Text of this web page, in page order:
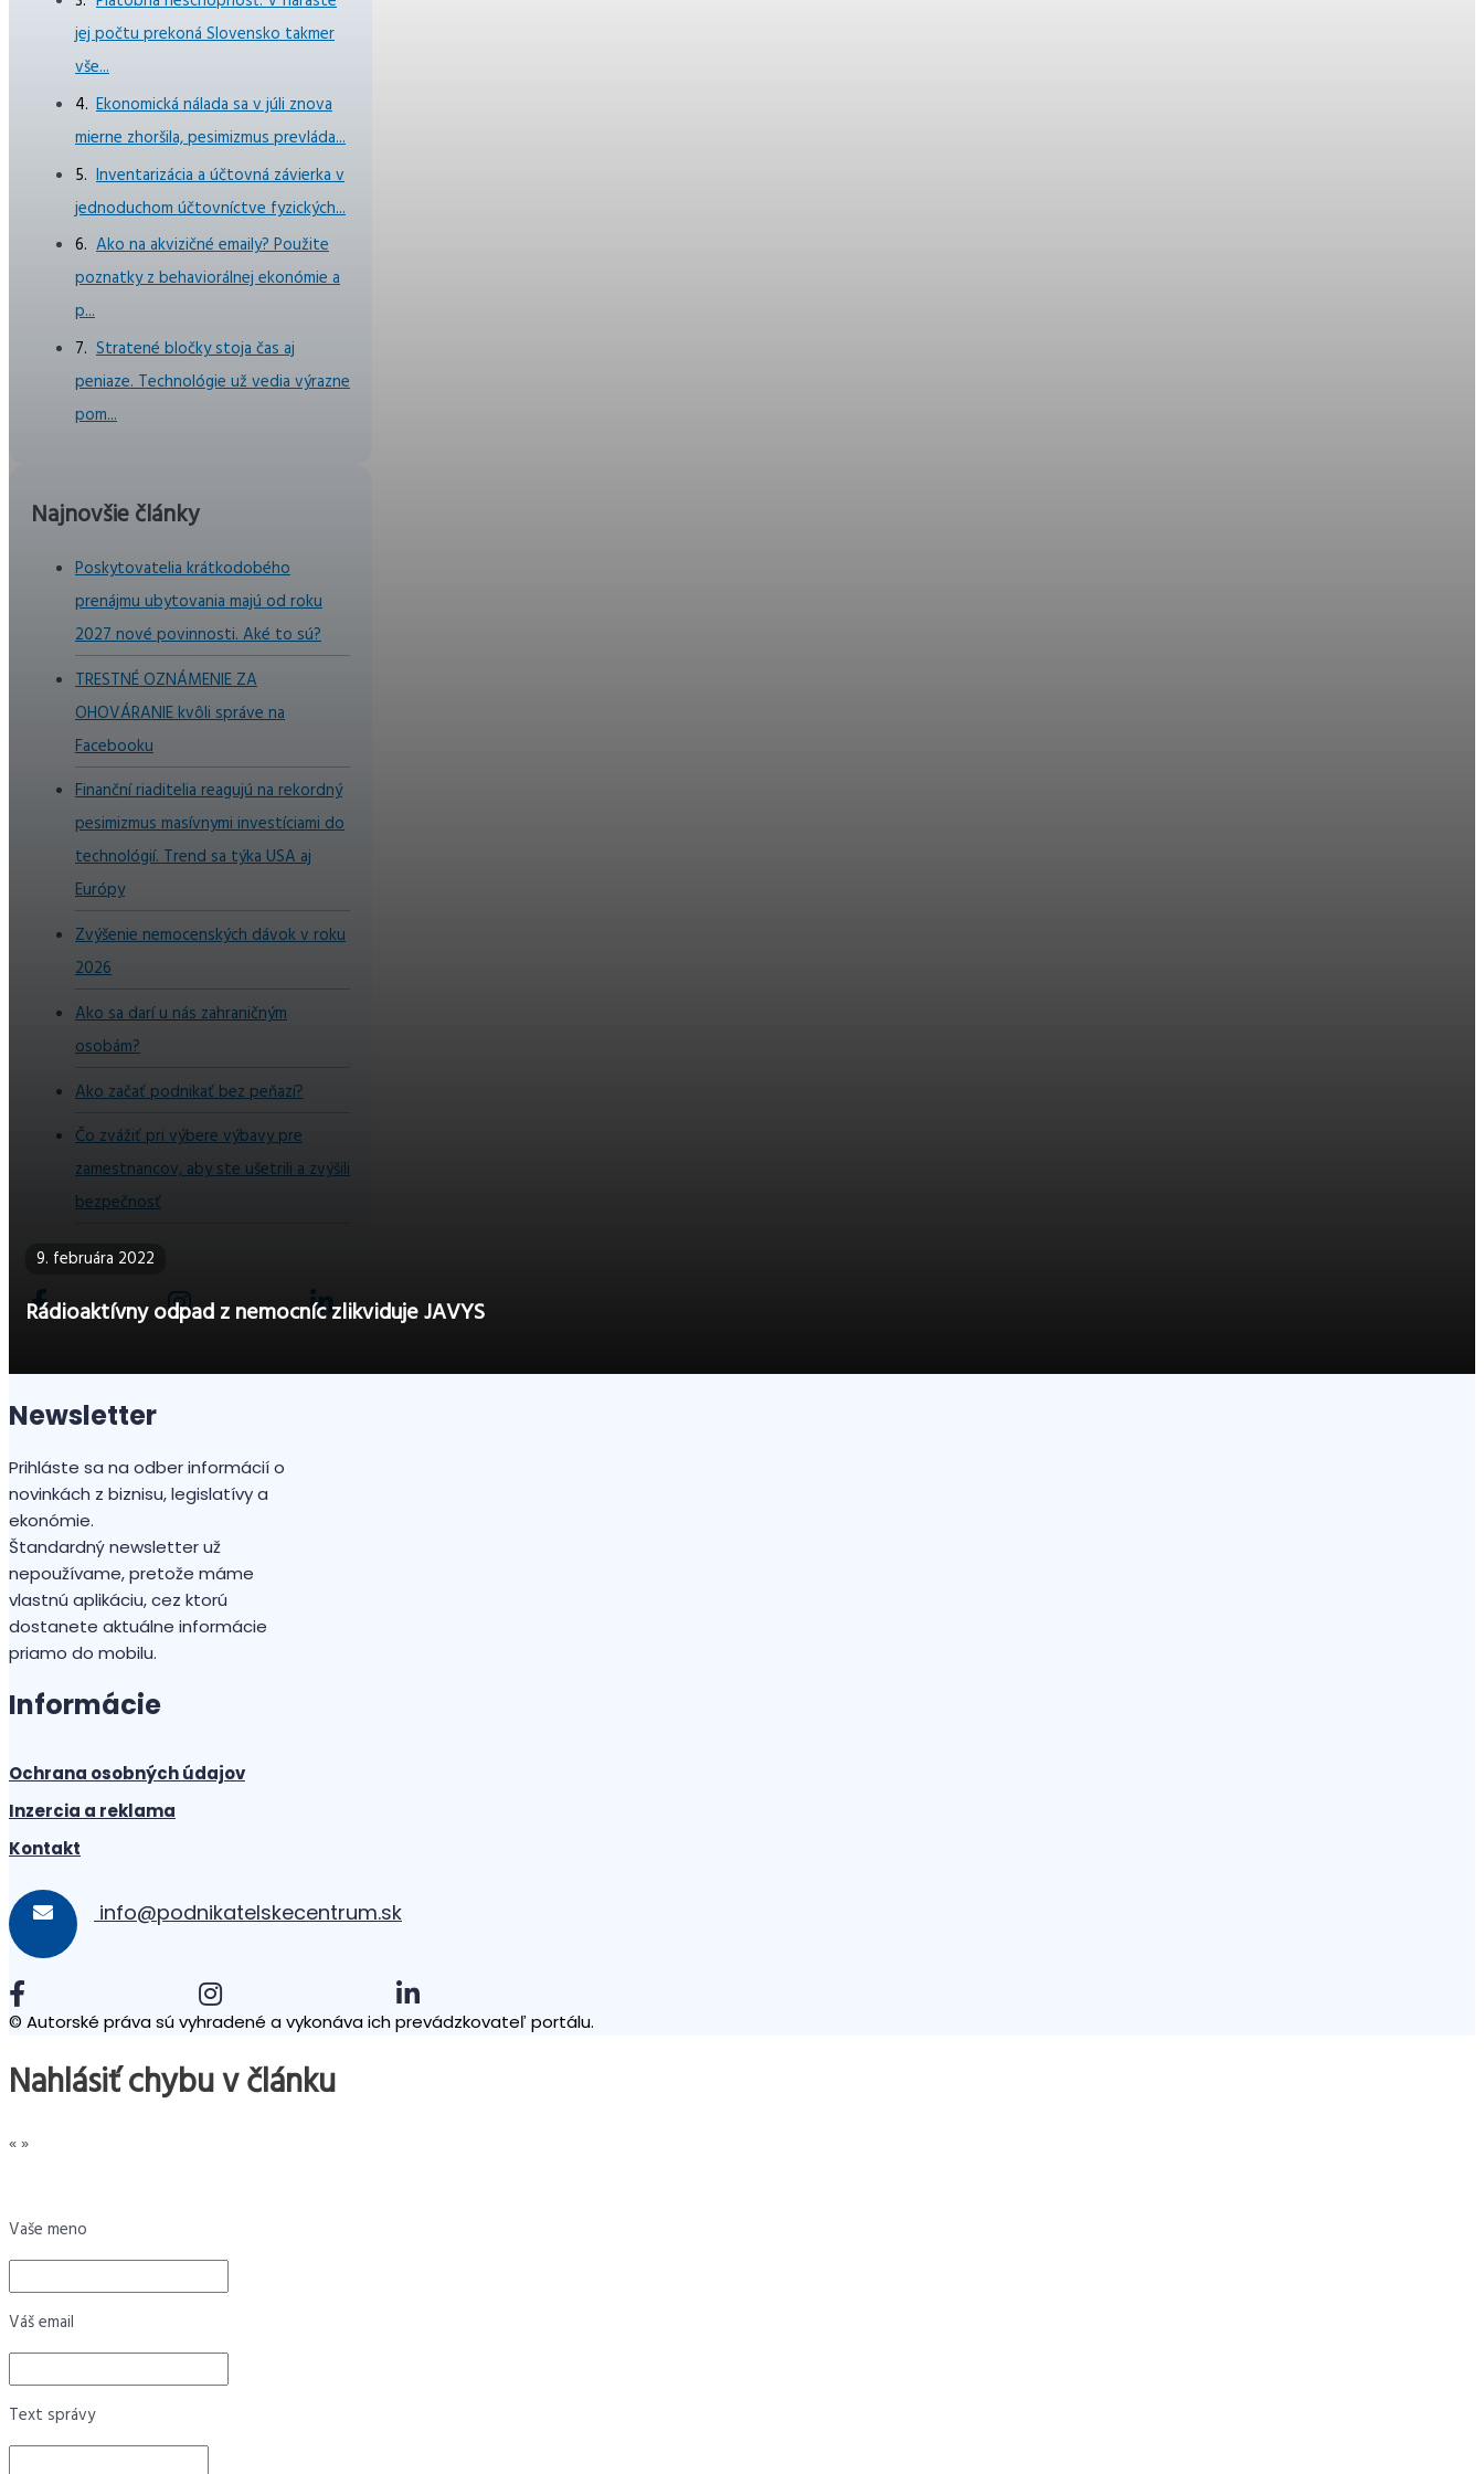
jej počtu prekoná Slovensko takmer
vše...
Ekonomická nálada sa v júli znova
mierne zhoršila, pesimizmus prevláda...
Inventarizácia a účtovná závierka v
jednoduchom účtovníctve fyzických...
Ako na akvizičné emaily? Použite
poznatky z behaviorálnej ekonómie a
p...
Stratené bločky stoja čas aj
peniaze. Technológie už vedia výrazne
pom...
Najnovšie články
Poskytovatelia krátkodobého
prenájmu ubytovania majú od roku
2027 nové povinnosti. Aké to sú?
TRESTNÉ OZNÁMENIE ZA
OHOVÁRANIE kvôli správe na
Facebooku
Finanční riaditelia reagujú na rekordný
pesimizmus masívnymi investíciami do
technológií. Trend sa týka USA aj
Európy
Zvýšenie nemocenských dávok v roku
2026
Ako sa darí u nás zahraničným
osobám?
Ako začať podnikať bez peňazí?
Čo zvážiť pri výbere výbavy pre
zamestnancov, aby ste ušetrili a zvýšili
bezpečnosť
9. februára 2022
Rádioaktívny odpad z nemocníc zlikviduje JAVYS
Newsletter
Prihláste sa na odber informácií o
novinkách z biznisu, legislatívy a
ekonómie.
Štandardný newsletter už
nepoužívame, pretože máme
vlastnú aplikáciu, cez ktorú
dostanete aktuálne informácie
priamo do mobilu.
Informácie
Ochrana osobných údajov
Inzercia a reklama
Kontakt
info@podnikatelskecentrum.sk
© Autorské práva sú vyhradené a vykonáva ich prevádzkovateľ portálu.
Nahlásiť chybu v článku
«»
Vaše meno
Váš email
Text správy